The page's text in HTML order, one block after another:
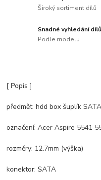
Široký sortiment dílů
Snadné vyhledání dílů
Podle modelu
[ Popis ]
předmět: hdd box šuplík SATA
označení: Acer Aspire 5541
rozměry: 12.7mm (výška)
konektor: SATA